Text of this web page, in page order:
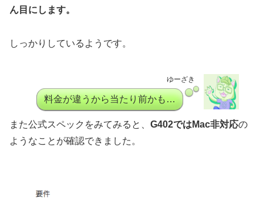
ん目にします。
しっかりしているようです。
ゆーざき
料金が違うから当たり前かも…
また公式スペックをみてみると、 G402ではMac非対応の
ようなことが確認できました。